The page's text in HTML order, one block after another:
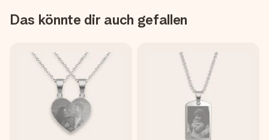
Das könnte dir auch gefallen